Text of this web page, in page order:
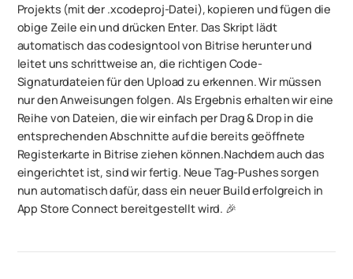
Projekts (mit der .xcodeproj-Datei), kopieren und fügen die
obige Zeile ein und drücken Enter. Das Skript lädt
automatisch das codesigntool von Bitrise herunter und
leitet uns schrittweise an, die richtigen Code-
Signaturdateien für den Upload zu erkennen. Wir müssen
nur den Anweisungen folgen. Als Ergebnis erhalten wir eine
Reihe von Dateien, die wir einfach per Drag & Drop in die
entsprechenden Abschnitte auf die bereits geöffnete
Registerkarte in Bitrise ziehen können.Nachdem auch das
eingerichtet ist, sind wir fertig. Neue Tag-Pushes sorgen
nun automatisch dafür, dass ein neuer Build erfolgreich in
App Store Connect bereitgestellt wird. 🎉